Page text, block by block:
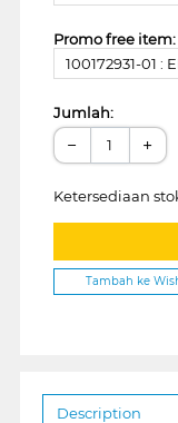
Promo free item:
100172931-01 :
Jumlah:
− +
Ketersediaan
Tambah ke
Description